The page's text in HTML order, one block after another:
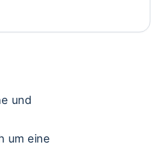
und
um eine